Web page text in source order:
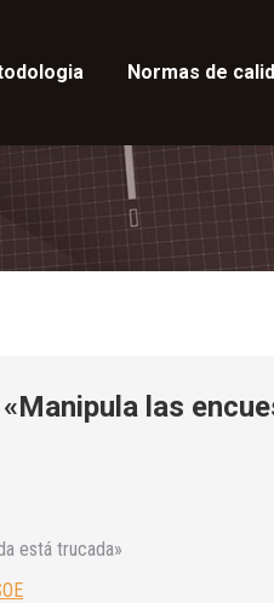
Normas de
las
está trucada»